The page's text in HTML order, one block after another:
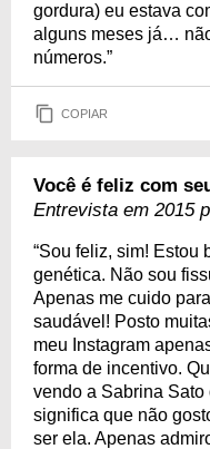
gordura) eu estava
alguns meses já…
números.”
COPIAR
Você é feliz com
Entrevista em 2015
“Sou feliz, sim! Estou
genética. Não sou
Apenas me cuido
saudável! Posto
meu Instagram
forma de incentivo.
vendo a Sabrina
significa que não
ser ela. Apenas